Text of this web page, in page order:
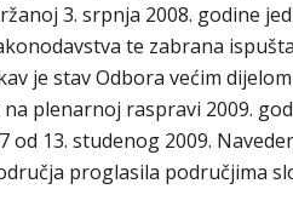
3. srpnja 2008. godine
te zabrana
je stav Odbora većim
plenarnoj raspravi 2009.
13. studenog 2009.
proglasila područjima